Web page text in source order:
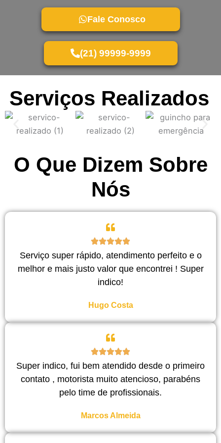
Fale Conosco
(21) 99999-9999
Serviços Realizados
O Que Dizem Sobre
Nós
Serviço super rápido, atendimento perfeito e o
melhor e mais justo valor que encontrei ! Super
indico!
Hugo Costa
Super indico, fui bem atendido desde o primeiro
contato , motorista muito atencioso, parabéns
pelo time de profissionais.
Marcos Almeida